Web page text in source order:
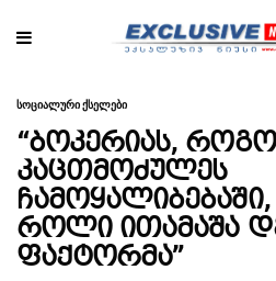
სოციალური ქსელები
“ბოკერიას,
კაცთმოძულეს
როლი ითამაშა
ფაქტორმა”